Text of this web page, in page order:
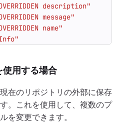
description"
message"
name"
使用する場合
在のリポジトリの外部に保存
。これを使用して、複数のプ
を変更できます。